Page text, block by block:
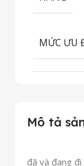
Mô tả
đã và đang
MỨC ƯU